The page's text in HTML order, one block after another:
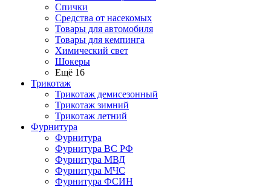
Спички
Средства от насекомых
Товары для автомобиля
Товары для кемпинга
Химический свет
Шокеры
Ещё 16
Трикотаж
Трикотаж демисезонный
Трикотаж зимний
Трикотаж летний
Фурнитура
Фурнитура
Фурнитура ВС РФ
Фурнитура МВД
Фурнитура МЧС
Фурнитура ФСИН